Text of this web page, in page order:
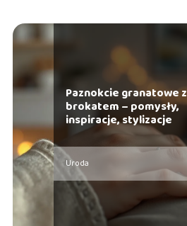
Paznokcie granatowe z
brokatem – pomysły,
inspiracje, stylizacje
Uroda